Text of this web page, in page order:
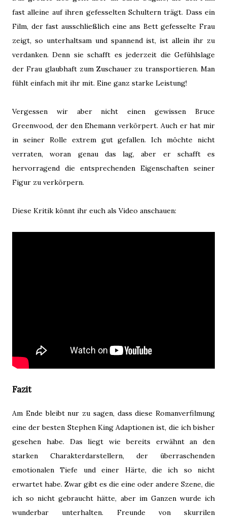
fast alleine auf ihren gefesselten Schultern trägt. Dass ein
Film, der fast ausschließlich eine ans Bett gefesselte Frau
zeigt, so unterhaltsam und spannend ist, ist allein ihr zu
verdanken. Denn sie schafft es jederzeit die Gefühlslage
der Frau glaubhaft zum Zuschauer zu transportieren. Man
fühlt einfach mit ihr mit. Eine ganz starke Leistung!
Vergessen wir aber nicht einen gewissen Bruce
Greenwood, der den Ehemann verkörpert. Auch er hat mir
in seiner Rolle extrem gut gefallen. Ich möchte nicht
verraten, woran genau das lag, aber er schafft es
hervorragend die entsprechenden Eigenschaften seiner
Figur zu verkörpern.
Diese Kritik könnt ihr euch als Video anschauen:
Fazit
Am Ende bleibt nur zu sagen, dass diese Romanverfilmung
eine der besten Stephen King Adaptionen ist, die ich bisher
gesehen habe. Das liegt wie bereits erwähnt an den
starken Charakterdarstellern, der überraschenden
emotionalen Tiefe und einer Härte, die ich so nicht
erwartet habe. Zwar gibt es die eine oder andere Szene, die
ich so nicht gebraucht hätte, aber im Ganzen wurde ich
wunderbar unterhalten. Freunde von skurrilen